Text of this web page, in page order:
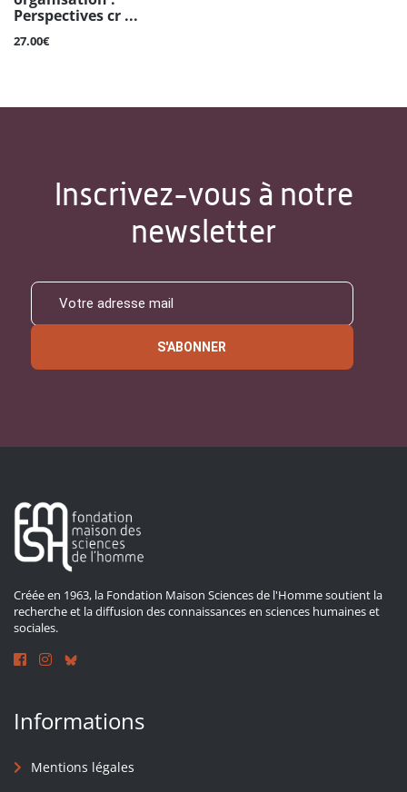
Perspectives cr ...
27.00€
Inscrivez-vous à notre
newsletter
S'ABONNER
Créée en 1963, la Fondation Maison Sciences de l'Homme soutient la
recherche et la diffusion des connaissances en sciences humaines et
sociales.
Informations
Mentions légales